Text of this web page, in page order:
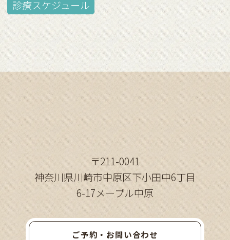
診療スケジュール
〒211-0041
神奈川県川崎市中原区下小田中6丁目
6-17メープル中原
ご予約・お問い合わせ